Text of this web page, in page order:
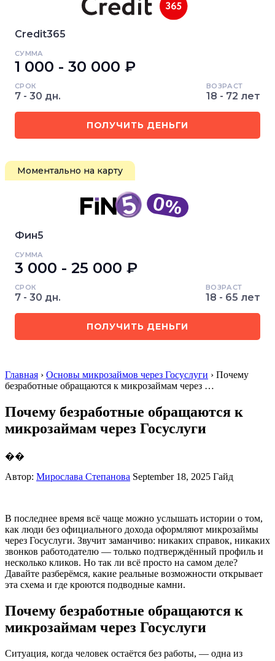
Credit365
СУММА
1 000 - 30 000 ₽
СРОК
7 - 30 дн.
ВОЗРАСТ
18 - 72 лет
ПОЛУЧИТЬ ДЕНЬГИ
Моментально на карту
Фин5
СУММА
3 000 - 25 000 ₽
СРОК
7 - 30 дн.
ВОЗРАСТ
18 - 65 лет
ПОЛУЧИТЬ ДЕНЬГИ
Главная › Основы микрозаймов через Госуслуги › Почему
безработные обращаются к микрозаймам через …
Почему безработные обращаются к
микрозаймам через Госуслуги
��
Автор: Мирослава Степанова September 18, 2025 Гайд
В последнее время всё чаще можно услышать истории о том,
как люди без официального дохода оформляют микрозаймы
через Госуслуги. Звучит заманчиво: никаких справок, никаких
звонков работодателю — только подтверждённый профиль и
несколько кликов. Но так ли всё просто на самом деле?
Давайте разберёмся, какие реальные возможности открывает
эта схема и где кроются подводные камни.
Почему безработные обращаются к
микрозаймам через Госуслуги
Ситуация, когда человек остаётся без работы, — одна из